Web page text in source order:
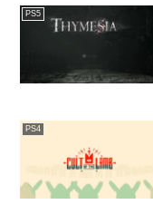
PS5
PS4